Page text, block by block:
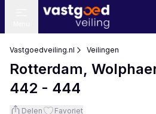
Vastgoedveiling.nl Veilingen
Rotterdam,
442 - 444
Delen Favoriet